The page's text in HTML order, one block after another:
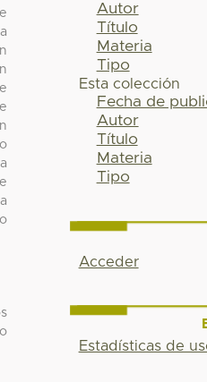
Autor
Título
Materia
Tipo
Esta colección
Fecha de
Autor
Título
Materia
Tipo
Acceder
Estadísticas de